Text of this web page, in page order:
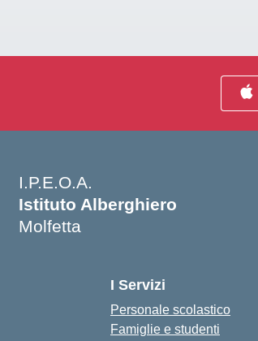
I.P.E.O.A.
Istituto Alberghiero
Molfetta
I Servizi
Personale scolastico
Famiglie e studenti